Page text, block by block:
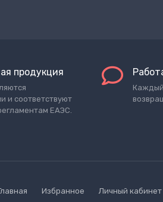
продукция
и соответствуют
ЕАЭС.
Избранное Личный кабинет